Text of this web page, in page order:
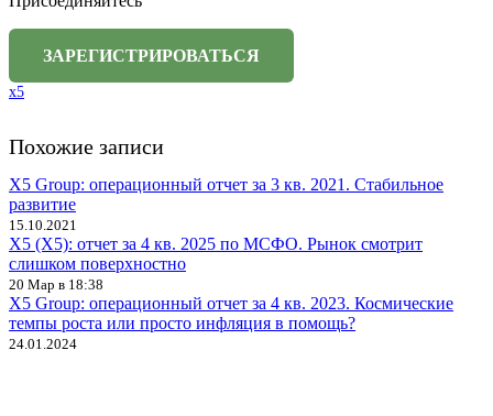
x5
Похожие записи
X5 Group: операционный отчет за 3 кв. 2021. Стабильное
развитие
15.10.2021
X5 (X5): отчет за 4 кв. 2025 по МСФО. Рынок смотрит
слишком поверхностно
20 Мар в 18:38
X5 Group: операционный отчет за 4 кв. 2023. Космические
темпы роста или просто инфляция в помощь?
24.01.2024